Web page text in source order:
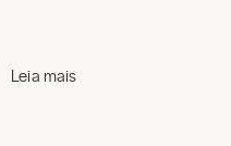
Leia mais